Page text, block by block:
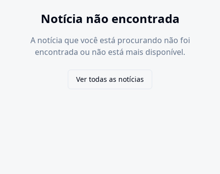
Notícia não encontrada
A notícia que você está procurando não foi
encontrada ou não está mais disponível.
Ver todas as notícias